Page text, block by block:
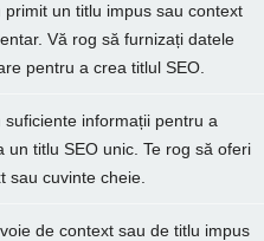
primit un titlu impus sau context
Vă rog să furnizați datele
pentru a crea titlul SEO.
suficiente informații pentru a
un titlu SEO unic. Te rog să oferi
sau cuvinte cheie.
de context sau de titlu impus